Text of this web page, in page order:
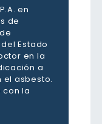
en
de
Estado
en la
a
asbesto.
la